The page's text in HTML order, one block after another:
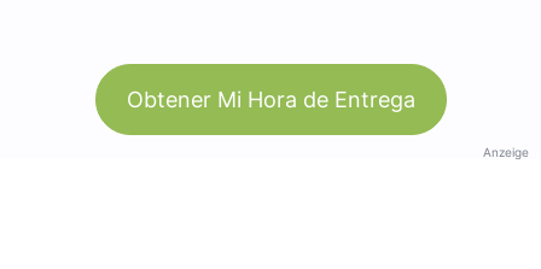
Obtener Mi Hora de Entrega
Anzeige